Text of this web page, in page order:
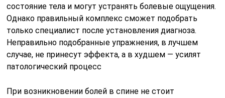
состояние тела и могут устранять болевые ощущения.
Однако правильный комплекс сможет подобрать
только специалист после установления диагноза.
Неправильно подобранные упражнения, в лучшем
случае, не принесут эффекта, а в худшем — усилят
патологический процесс
При возникновении болей в спине не стоит